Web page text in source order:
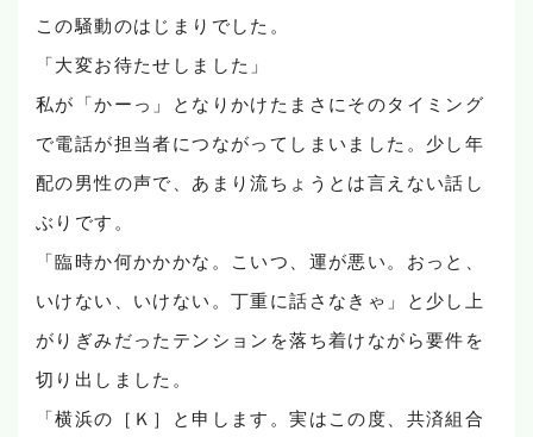
この騒動のはじまりでした。
「大変お待たせしました」
私が「かーっ」となりかけたまさにそのタイミング
で電話が担当者につながってしまいました。少し年
配の男性の声で、あまり流ちょうとは言えない話し
ぶりです。
「臨時か何かかかな。こいつ、運が悪い。おっと、
いけない、いけない。丁重に話さなきゃ」と少し上
がりぎみだったテンションを落ち着けながら要件を
切り出しました。
「横浜の［Ｋ］と申します。実はこの度、共済組合